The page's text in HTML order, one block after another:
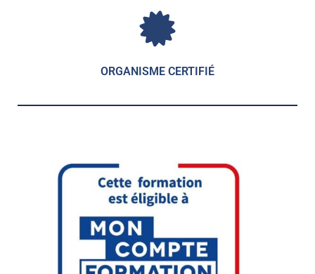
ORGANISME CERTIFIÉ